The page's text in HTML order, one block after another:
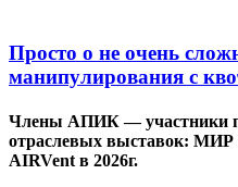
Просто о не очень
манипулирования с
Члены АПИК — участники
отраслевых выставок:
AIRVent в 2026г.